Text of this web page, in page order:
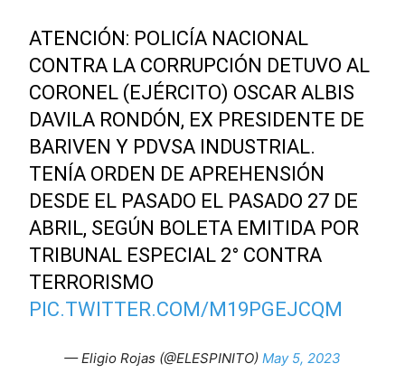
ATENCIÓN: POLICÍA NACIONAL
CONTRA LA CORRUPCIÓN DETUVO AL
CORONEL (EJÉRCITO) OSCAR ALBIS
DAVILA RONDÓN, EX PRESIDENTE DE
BARIVEN Y PDVSA INDUSTRIAL.
TENÍA ORDEN DE APREHENSIÓN
DESDE EL PASADO EL PASADO 27 DE
ABRIL, SEGÚN BOLETA EMITIDA POR
TRIBUNAL ESPECIAL 2° CONTRA
TERRORISMO
PIC.TWITTER.COM/M19PGEJCQM
— Eligio Rojas (@ELESPINITO) May 5, 2023